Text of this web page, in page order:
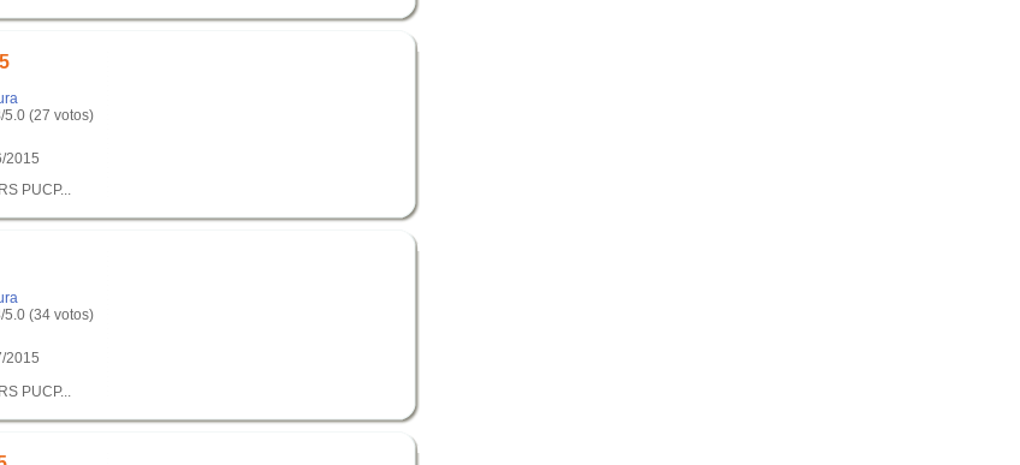
/5.0 (27 votos)
2015
PUCP...
/5.0 (34 votos)
2015
PUCP...